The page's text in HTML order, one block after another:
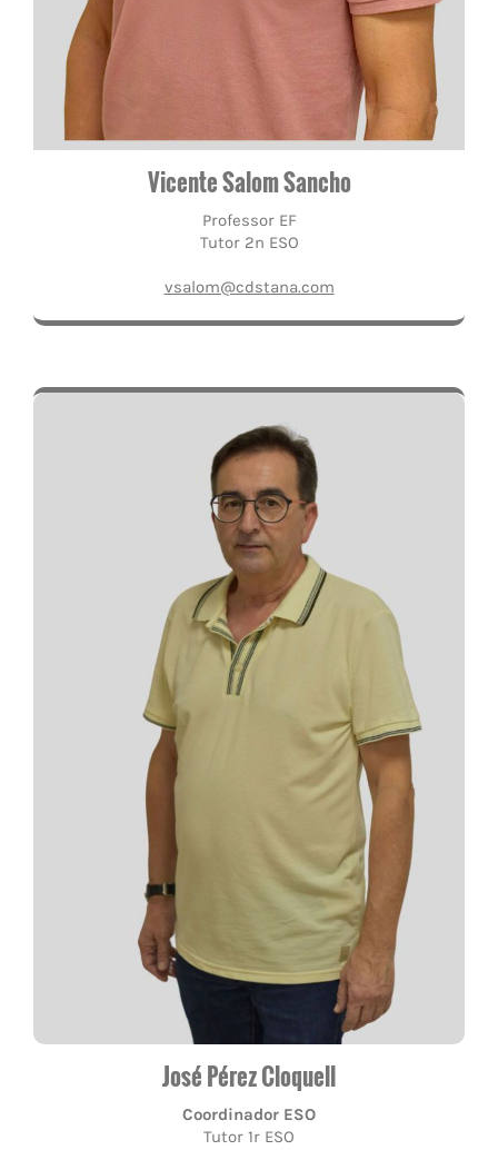
Vicente Salom Sancho
Professor EF
Tutor 2n ESO
vsalom@cdstana.com
José Pérez Cloquell
Coordinador ESO
Tutor 1r ESO